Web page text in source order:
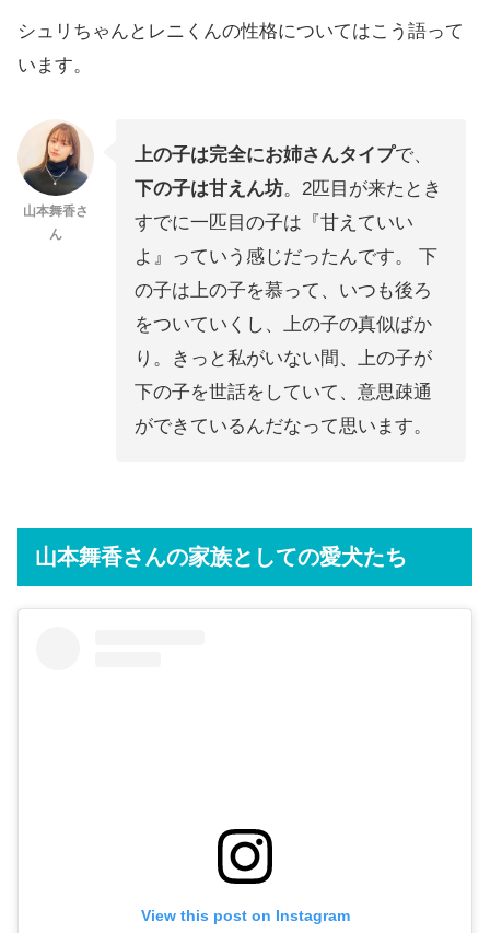
シュリちゃんとレニくんの性格についてはこう語って
います。
山本舞香さ
ん
上の子は完全にお姉さんタイプで、
下の子は甘えん坊。2匹目が来たとき
すでに一匹目の子は『甘えていい
よ』っていう感じだったんです。 下
の子は上の子を慕って、いつも後ろ
をついていくし、上の子の真似ばか
り。きっと私がいない間、上の子が
下の子を世話をしていて、意思疎通
ができているんだなって思います。
山本舞香さんの家族としての愛犬たち
View this post on Instagram